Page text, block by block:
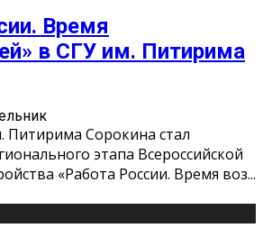
Время
в СГУ им. Питирима
Питирима Сорокина стал
этапа Всероссийской
«Работа России. Время воз...